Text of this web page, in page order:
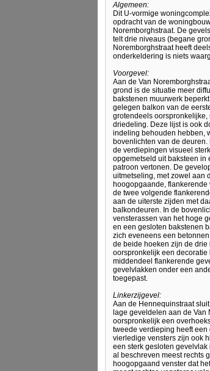
Algemeen:
Dit U-vormige
opdracht van de
Noremborghstraat. De
telt drie niveaus (begane
Noremborghstraat heeft
onderkeldering is niets
Voorgevel:
Aan de Van
grond is de situatie meer
bakstenen muurwerk
gelegen balkon van de
grotendeels
driedeling. Deze lijst is ook
indeling behouden hebben,
bovenlichten van de
de verdiepingen visueel
opgemetseld uit baksteen in
patroon vertonen. De
uitmetseling, met zowel aan
hoogopgaande,
de twee volgende
aan de uiterste zijden met
balkondeuren. In de
vensterassen van het hoge
en een gesloten bakstenen
zich eveneens een
de beide hoeken zijn de drie
oorspronkelijk een
middendeel flankerende
gevelvlakken onder een
toegepast.
Linkerzijgevel:
Aan de Hennequinstraat
lage geveldelen aan de
oorspronkelijk een
tweede verdieping heeft
vierledige vensters zijn ook
een sterk gesloten
al beschreven meest rechts
hoogopgaand venster dat